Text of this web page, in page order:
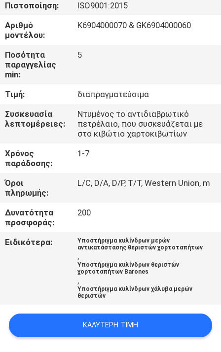
ΠΟΙΟΤΙΚΌΣ
ΈΛΕΓΧΟΣ
ΜΑΣ
ΣΕ
ΕΠΑΦΉ
ΕΙΔΉΣΕΙΣ
ΖΗΤΉΣΤΕ
ΈΝΑ
ΑΠΌΣΠΑΣΜΑ
POLICY
Πιστοποίηση:
ISO9001:2015
Αριθμό
μοντέλου:
K6904000070 & GK6904000060
Ποσότητα
παραγγελίας
min:
5
Τιμή:
διαπραγματεύσιμα
Συσκευασία
λεπτομέρειες:
Ντυμένος το αντιδιαβρωτικό
πετρέλαιο, που συσκευάζεται με
στο κιβώτιο χαρτοκιβωτίων
Χρόνος
παράδοσης:
1-7
Όροι
πληρωμής:
L/C, D/A, D/P, T/T, Western Union, m
Δυνατότητα
προσφοράς:
200
Ειδικότερα:
Υποστήριγμα κυλίνδρων μερών
αντικατάστασης θεριστών χορτοταπήτων
,
Υποστήριγμα κυλίνδρων θεριστών
χορτοταπήτων Barones
,
Υποστήριγμα κυλίνδρων χάλυβα μερών
θεριστών
ΚΑΛΎΤΕΡΗ ΤΙΜΉ